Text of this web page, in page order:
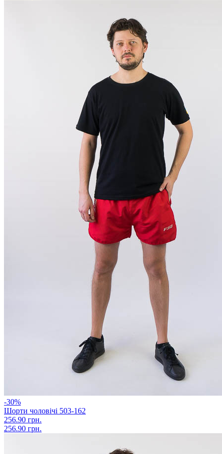
-30%
Шорти чоловічі 503-162
256.90 грн.
256.90 грн.